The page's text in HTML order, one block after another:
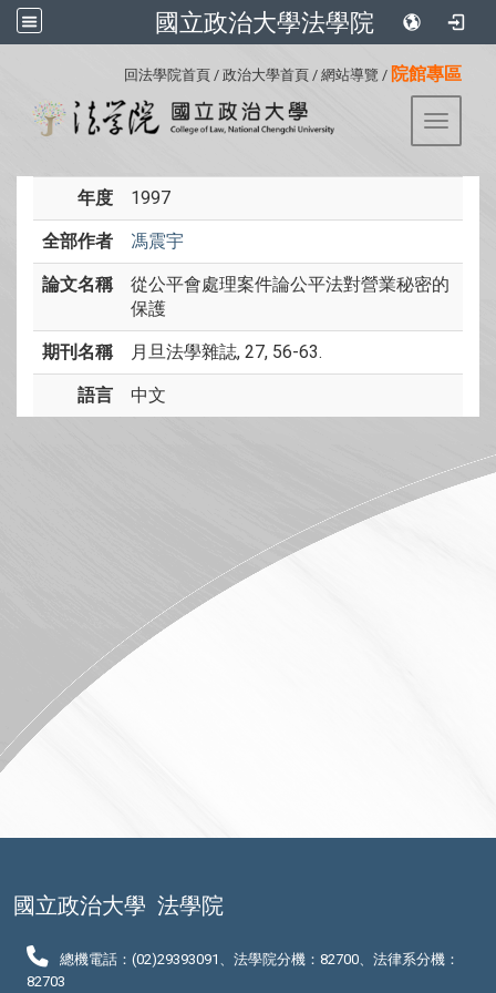
國立政治大學法學院
回法學院首頁 / 政治大學首頁 / 網站導覽 / 院館專區
Toggle
年度 1997
全部作者 馮震宇
論文名稱
從公平會處理案件論公平法對營業秘密的
保護
期刊名稱 月旦法學雜誌, 27, 56-63.
語言 中文
國立政治大學 法學院
總機電話：(02)29393091、法學院分機：82700、法律系分機：
82703